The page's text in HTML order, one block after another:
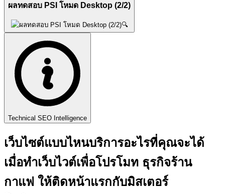
ผลทดสอบ PSI โหมด Desktop (2/2)
🔍
Technical SEO Intelligence
เว็บไซต์แบบไหนบริการอะไรที่คุณจะได้
เมื่อทำเว็บไวต์เพื่อโปรโมท ธุรกิจร้าน
กาแฟ ให้ติดหน้าแรกกับมิสเตอร์